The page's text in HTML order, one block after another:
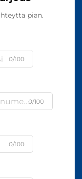
pian.
0/100
0/100
0/100